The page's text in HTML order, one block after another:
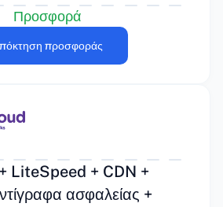
Προσφορά
προσφοράς
LiteSpeed + CDN +
ασφαλείας +